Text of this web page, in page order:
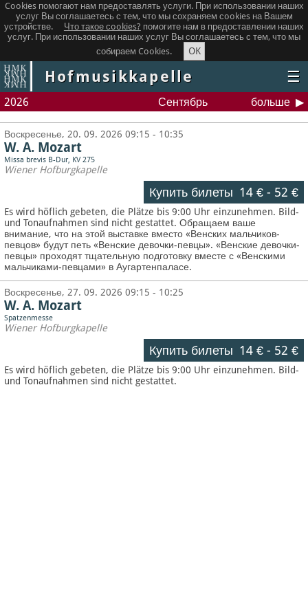
Cookies помогают нам предоставлять услуги. При использовании наших
услуг Вы соглашаетесь с тем, что мы сохраняем сookies на Вашем
устройстве.
Что такое сookies? помогите нам в предоставлении наших
услуг. При использовании наших услуг Вы соглашаетесь с тем, что мы
собираем Cookies.
OK
Hofmusikkapelle ☰
2026 Сентябрь больше
Воскресенье, 20. 09. 2026 09:15 - 10:35
W. A. Mozart
Missa brevis B-Dur, KV 275
Wiener Hofburgkapelle
Купить билеты 14 €- 52 €
Es wird höflich gebeten, die Plätze bis 9:00 Uhr einzunehmen. Bild-
und Tonaufnahmen sind nicht gestattet.Обращаем ваше
внимание, что на этой выставке вместо «Венских мальчиков-
певцов» будут петь «Венские девочки-певцы». «Венские девочки-
певцы» проходят тщательную подготовку вместе с «Венскими
мальчиками-певцами» в Аугартенпаласе.
Воскресенье, 27. 09. 2026 09:15 - 10:25
W. A. Mozart
Spatzenmesse
Wiener Hofburgkapelle
Купить билеты 14 €- 52 €
Es wird höflich gebeten, die Plätze bis 9:00 Uhr einzunehmen. Bild-
und Tonaufnahmen sind nicht gestattet.